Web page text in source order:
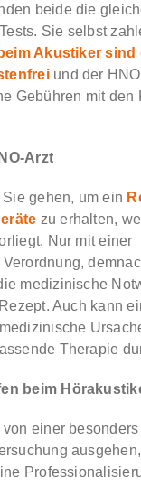
beide die
Sie selbst
beim Akustiker sind
und der
Gebühren mit den
Arzt
gehen, um ein
zu erhalten,
Nur mit einer
medizinische
Auch kann
Therapie
beim
einer